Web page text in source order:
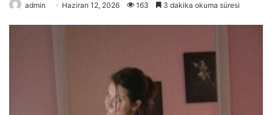
admin Haziran 12, 2026 163 3 dakika okuma süresi